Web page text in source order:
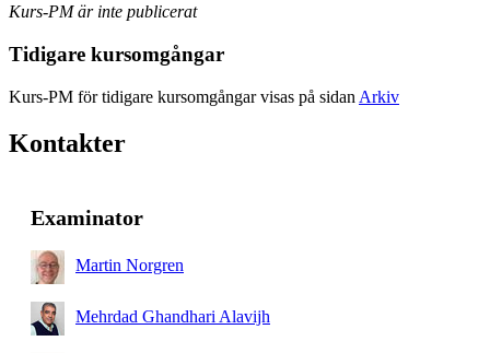
Kurs-PM är inte publicerat
Tidigare kursomgångar
Kurs-PM för tidigare kursomgångar visas på sidan Arkiv
Kontakter
Examinator
Martin Norgren
Mehrdad Ghandhari Alavijh